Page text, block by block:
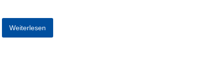
Weiterlesen